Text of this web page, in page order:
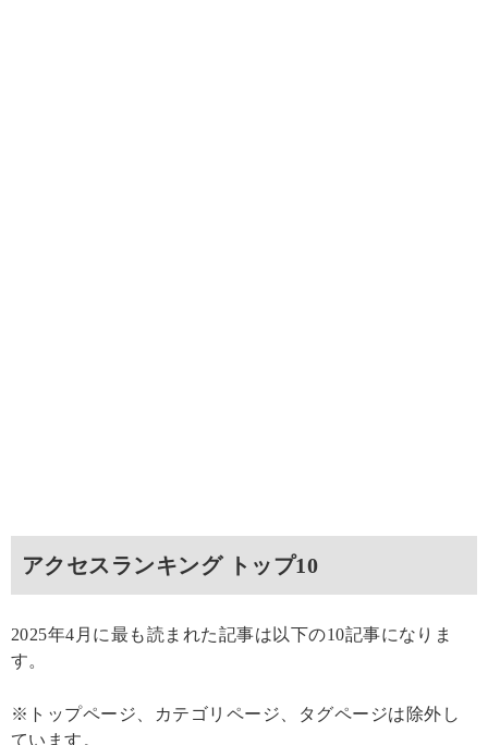
アクセスランキング トップ10
2025年4月に最も読まれた記事は以下の10記事になりま
す。
※トップページ、カテゴリページ、タグページは除外し
ています。